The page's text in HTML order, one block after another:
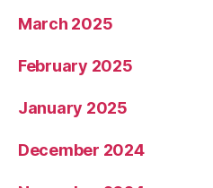
March 2025
February 2025
January 2025
December 2024